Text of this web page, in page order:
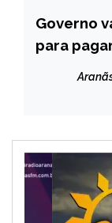
BRASIL
NOTÍCIAS
Governo
para